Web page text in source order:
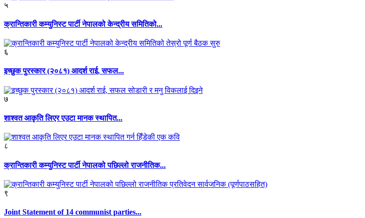
५
क्रान्तिकारी कम्युनिस्ट पार्टी नेपालको केन्द्रीय समितिको...
६
इच्छुक पुरस्कार (२०८१) आदर्श राई, सफल...
७
शाश्वत आकृति लिएर एउटा मानक स्थापित...
८
क्रान्तिकारी कम्युनिस्ट पार्टी नेपालको पछिल्लो राजनीतिक...
९
Joint Statement of 14 communist parties...